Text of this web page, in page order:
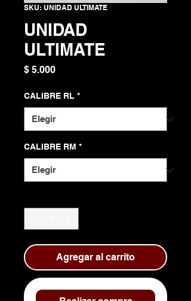
SKU: UNIDAD ULTIMATE
UNIDAD
ULTIMATE
$ 5.000Precio
CALIBRE RL *
CALIBRE RM *
Agregar al carrito